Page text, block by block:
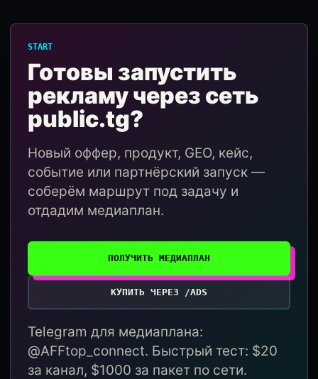
START
Готовы запустить
рекламу через сеть
public.tg?
Новый оффер, продукт, GEO, кейс,
событие или партнёрский запуск —
соберём маршрут под задачу и
отдадим медиаплан.
ПОЛУЧИТЬ МЕДИАПЛАН
КУПИТЬ ЧЕРЕЗ /ADS
Telegram для медиаплана:
@AFFtop_connect. Быстрый тест: $20
за канал, $1000 за пакет по сети.